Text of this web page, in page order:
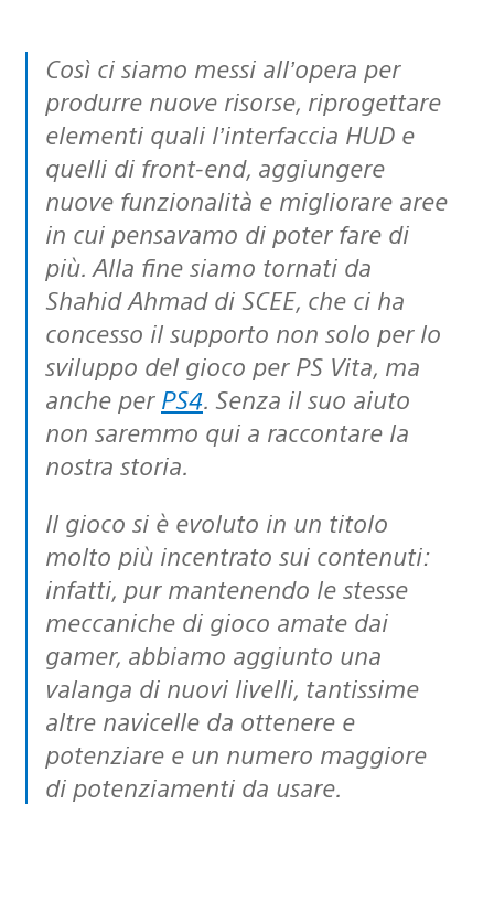
Così ci siamo messi all’opera per
produrre nuove risorse, riprogettare
elementi quali l’interfaccia HUD e
quelli di front-end, aggiungere
nuove funzionalità e migliorare aree
in cui pensavamo di poter fare di
più. Alla fine siamo tornati da
Shahid Ahmad di SCEE, che ci ha
concesso il supporto non solo per lo
sviluppo del gioco per PS Vita, ma
anche per PS4. Senza il suo aiuto
non saremmo qui a raccontare la
nostra storia.
Il gioco si è evoluto in un titolo
molto più incentrato sui contenuti:
infatti, pur mantenendo le stesse
meccaniche di gioco amate dai
gamer, abbiamo aggiunto una
valanga di nuovi livelli, tantissime
altre navicelle da ottenere e
potenziare e un numero maggiore
di potenziamenti da usare.